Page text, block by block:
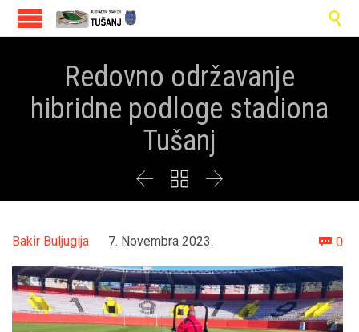

Redovno održavanje
hibridne podloge stadiona
Tušanj
  
Bakir Buljugija 7. Novembra 2023.  0